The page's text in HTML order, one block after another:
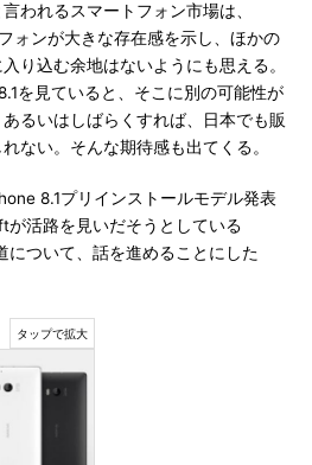
われるスマートフォン市場は、
ォンが大きな存在感を示し、ほかの
り込む余地はないようにも思える。
を見ていると、そこに別の可能性が
るいはしばらくすれば、日本でも販
ない。そんな期待感も出てくる。
8.1プリインストールモデル発表
活路を見いだそうとしている
について、話を進めることにした